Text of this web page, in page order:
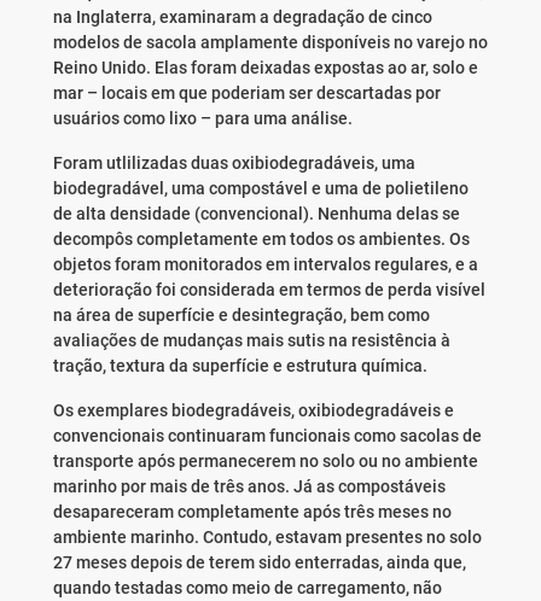
na Inglaterra, examinaram a degradação de cinco
modelos de sacola amplamente disponíveis no varejo no
Reino Unido. Elas foram deixadas expostas ao ar, solo e
mar – locais em que poderiam ser descartadas por
usuários como lixo – para uma análise.
Foram utlilizadas duas oxibiodegradáveis, uma
biodegradável, uma compostável e uma de polietileno
de alta densidade (convencional). Nenhuma delas se
decompôs completamente em todos os ambientes. Os
objetos foram monitorados em intervalos regulares, e a
deterioração foi considerada em termos de perda visível
na área de superfície e desintegração, bem como
avaliações de mudanças mais sutis na resistência à
tração, textura da superfície e estrutura química.
Os exemplares biodegradáveis, oxibiodegradáveis ​​e
convencionais continuaram funcionais como sacolas de
transporte após permanecerem no solo ou no ambiente
marinho por mais de três anos. Já as compostáveis
desapareceram completamente após três meses no
ambiente marinho. Contudo, estavam presentes no solo
27 meses depois de terem sido enterradas, ainda que,
quando testadas como meio de carregamento, não